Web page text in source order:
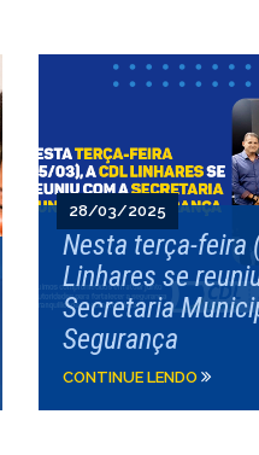
28/03/2025
Nesta terça-feira
Linhares se
Secretaria
Segurança
CONTINUE LENDO